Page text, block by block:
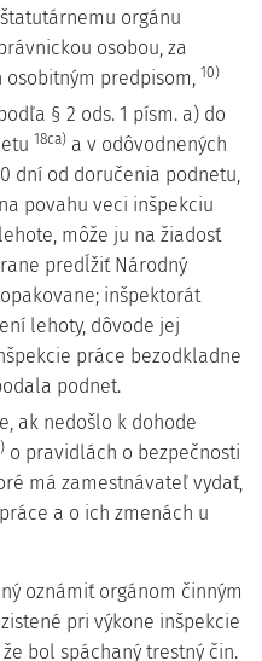
orgánu
osobou, za
predpisom, 10)
§ 2 ods. 1 písm. a) do
18ca) a v odôvodnených
dní od doručenia podnetu,
povahu veci inšpekciu
môže ju na žiadosť
predĺžiť Národný
inšpektorát
lehoty, dôvode jej
práce bezodkladne
podnet.
ak nedošlo k dohode
o pravidlách o bezpečnosti
má zamestnávateľ vydať,
a o ich zmenách u
oznámiť orgánom činným
pri výkone inšpekcie
bol spáchaný trestný čin.